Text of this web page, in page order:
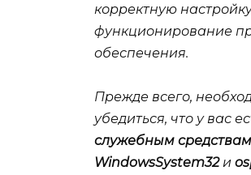
корректную
функционирование
обеспечения.
Прежде всего,
убедиться, что у вас
служебным средствам
WindowsSystem32и